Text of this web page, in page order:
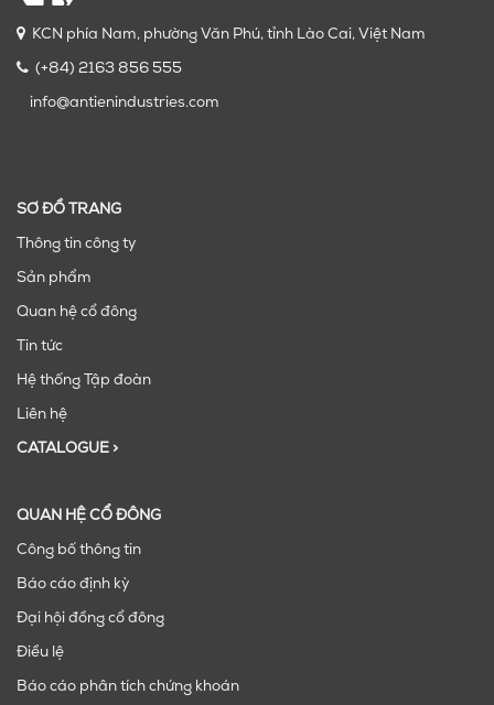
KCN phía Nam, phường Văn Phú, tỉnh Lào Cai, Việt Nam
(+84) 2163 856 555
info@antienindustries.com
SƠ ĐỒ TRANG
Thông tin công ty
Sản phẩm
Quan hệ cổ đông
Tin tức
Hệ thống Tập đoàn
Liên hệ
CATALOGUE >
QUAN HỆ CỔ ĐÔNG
Công bố thông tin
Báo cáo định kỳ
Đại hội đồng cổ đông
Điều lệ
Báo cáo phân tích chứng khoán